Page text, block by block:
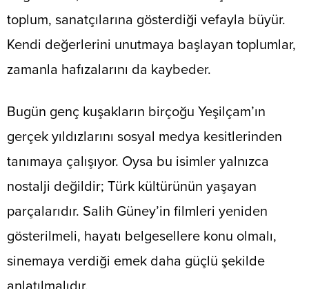
toplum, sanatçılarına gösterdiği vefayla büyür.
Kendi değerlerini unutmaya başlayan toplumlar,
zamanla hafızalarını da kaybeder.
Bugün genç kuşakların birçoğu Yeşilçam’ın
gerçek yıldızlarını sosyal medya kesitlerinden
tanımaya çalışıyor. Oysa bu isimler yalnızca
nostalji değildir; Türk kültürünün yaşayan
parçalarıdır. Salih Güney’in filmleri yeniden
gösterilmeli, hayatı belgesellere konu olmalı,
sinemaya verdiği emek daha güçlü şekilde